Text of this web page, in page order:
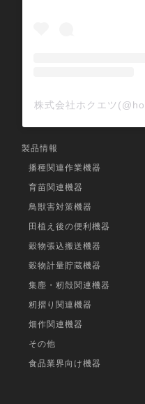
株式会社ホクエツ
製品情報
播種関連作業機器
育苗関連機器
鳥獣害対策機器
田植え後の便利機器
穀物張込搬送機器
穀物計量貯蔵機器
集塵・籾殻関連機器
籾摺り関連機器
畑作関連機器
その他
食品業界向け機器